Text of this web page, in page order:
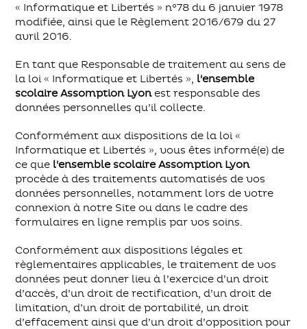
« Informatique et Libertés » n°78 du 6 janvier 1978
modifiée, ainsi que le Règlement 2016/679 du 27
avril 2016.
En tant que Responsable de traitement au sens de
la loi « Informatique et Libertés », l'ensemble
scolaire Assomption Lyonest responsable des
données personnelles qu’il collecte.
Conformément aux dispositions de la loi «
Informatique et Libertés », vous êtes informé(e) de
ce que l'ensemble scolaire Assomption Lyon
procède à des traitements automatisés de vos
données personnelles, notamment lors de votre
connexion à notre Site ou dans le cadre des
formulaires en ligne remplis par vos soins.
Conformément aux dispositions légales et
règlementaires applicables, le traitement de vos
données peut donner lieu à l’exercice d’un droit
d’accès, d’un droit de rectification, d’un droit de
limitation, d’un droit de portabilité, un droit
d’effacement ainsi que d’un droit d’opposition pour